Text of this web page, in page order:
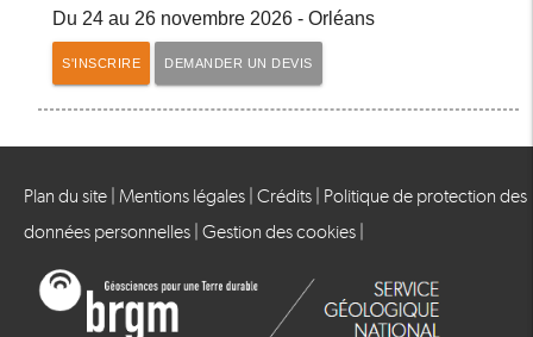
Du 24 au 26 novembre 2026 - Orléans
S'INSCRIRE DEMANDER UN DEVIS
Plan du site Mentions légales Crédits Politique de protection des
données personnelles Gestion des cookies